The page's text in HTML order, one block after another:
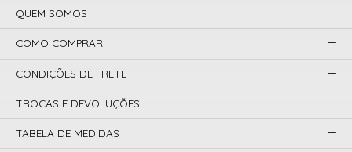
QUEM SOMOS
COMO COMPRAR
CONDIÇÕES DE FRETE
TROCAS E DEVOLUÇÕES
TABELA DE MEDIDAS